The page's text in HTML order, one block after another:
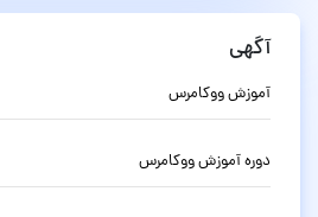
آگهی
آموزش ووکامرس
دوره آموزش ووکامرس